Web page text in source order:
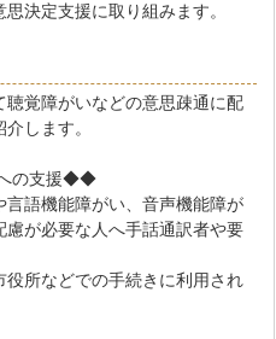
決定支援に取り組みます。
覚障がいなどの意思疎通に配
します。
の支援◆◆
語機能障がい、音声機能障が
が必要な人へ手話通訳者や要
所などでの手続きに利用され